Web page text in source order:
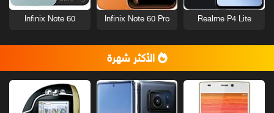
Realme P4 Lite
Infinix Note 60 Pro
Infinix Note 60
الأكثر شهرة